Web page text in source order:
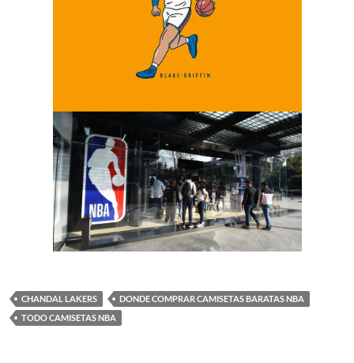
CHANDAL LAKERS
DONDE COMPRAR CAMISETAS BARATAS NBA
TODO CAMISETAS NBA